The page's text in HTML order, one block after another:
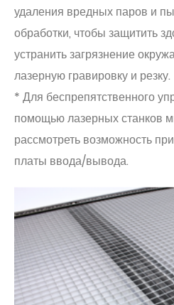
удаления вредных паров и
обработки, чтобы защитить
устранить загрязнение
лазерную гравировку и резку.
* Для беспрепятственного
помощью лазерных станков
рассмотреть возможность
платы ввода/вывода.